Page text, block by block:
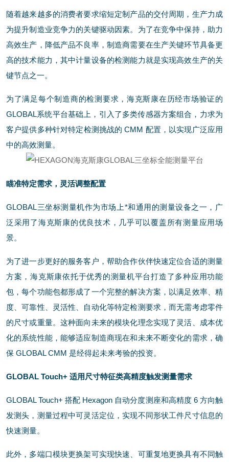
随着越来越多的消费者要求缩短定制产品的交付周期，生产力成
为提升制造业竞争力的关键驱动因素。为了在竞争中保持，助力
高效生产，降低产品不良率，制造商需要在生产关键环节具备更
高的技术能力，其中计量设备的检测能力就是实现高效生产的关
键节点之一。
为了满足每个制造商的检测要求，海克斯康在历经市场验证的
GLOBAL系统平台基础上，引入了多类传感器方案组合，力求为
客户提供多种针对特定检测挑战的 CMM 配置，以实现广泛应用
中的高效测量。
瞄准特定需求，灵活调整配置
GLOBAL三坐标测量机作为市场上*和通用的测量设备之一，广
泛采用了海克斯康的优良技术，几乎可以覆盖所有测量应用场
景。
为了进一步更好的服务客户，帮助合作伙伴快速定位合适的测量
方案，海克斯康依托于优秀的测量机平台打造了多种应用功能
包，每个功能包都形成了一个完整的解决方案，以满足效率、精
度、可靠性、灵活性、自动化等特定检测要求，而无需考虑零件
的尺寸或重量。这种面向未来的模块化理念实现了灵活、成本优
化的系统性能，能够适应制造商现在和未来不断变化的需求，确
保 GLOBAL CMM 是经得起未来考验的投资。
GLOBAL Touch+ 适用尺寸特征类高精度触发测量需求
GLOBAL Touch+ 搭配 Hexagon 自动分度测座和高精度 6 方向触
发测头，测量过程中可灵活定位，实现不同形状工件尺寸信息的
快速测量。
此外，多端口模块更换架可实现快速、可重复地更换具有不同触